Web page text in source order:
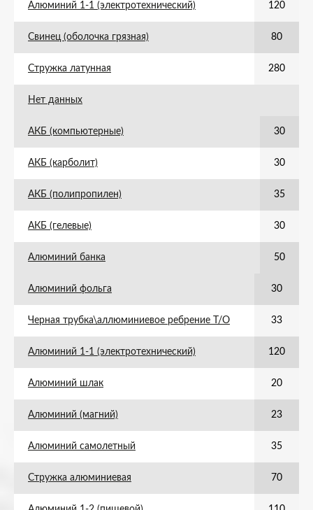
Алюминий 1-1 (электротехнический) 120
Свинец (оболочка грязная) 80
Стружка латунная 280
Нет данных
АКБ (компьютерные) 30
АКБ (карболит) 30
АКБ (полипропилен) 35
АКБ (гелевые) 30
Алюминий банка 50
Алюминий фольга 30
Черная трубка\аллюминиевое ребрение Т/О 33
Алюминий 1-1 (электротехнический) 120
Алюминий шлак 20
Алюминий (магний) 23
Алюминий самолетный 35
Стружка алюминиевая 70